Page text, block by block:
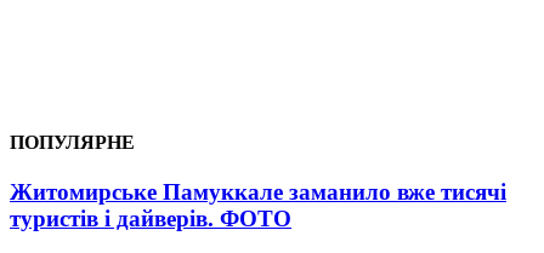
ПОПУЛЯРНЕ
Житомирське Памуккале заманило вже тисячі
туристів і дайверів. ФОТО